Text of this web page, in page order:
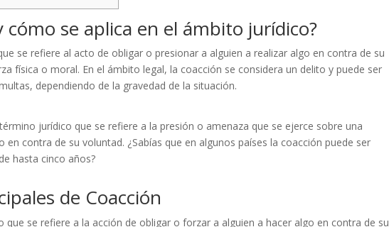
cómo se aplica en el ámbito jurídico?
se refiere al acto de obligar o presionar a alguien a realizar algo en contra de su
física o moral. En el ámbito legal, la coacción se considera un delito y puede ser
dependiendo de la gravedad de la situación.
jurídico que se refiere a la presión o amenaza que se ejerce sobre una
en contra de su voluntad. ¿Sabías que en algunos países la coacción puede ser
hasta cinco años?
de Coacción
que se refiere a la acción de obligar o forzar a alguien a hacer algo en contra de su